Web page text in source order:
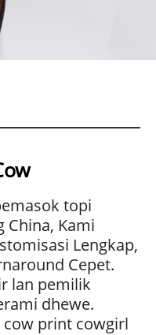
topi
Kami
Lengkap,
Cepet.
lan pemilik
dhewe.
cow print cowgirl